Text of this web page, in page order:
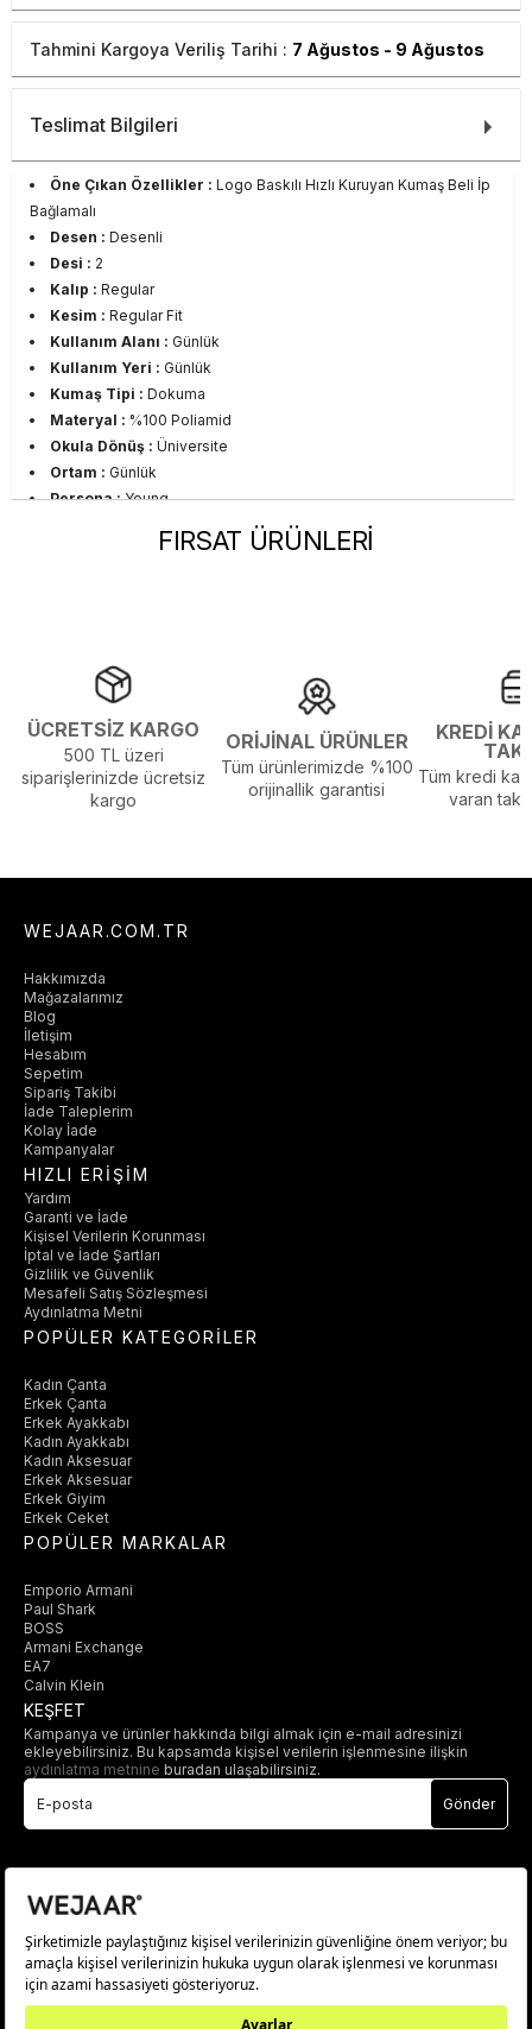
Tahmini Kargoya Veriliş Tarihi : 7 Ağustos - 9 Ağustos
Teslimat Bilgileri
Öne Çıkan Özellikler : Logo Baskılı Hızlı Kuruyan Kumaş Beli İp
Bağlamalı
Desen : Desenli
Desi : 2
Kalıp : Regular
Kesim : Regular Fit
Kullanım Alanı : Günlük
Kullanım Yeri : Günlük
Kumaş Tipi : Dokuma
Materyal : %100 Poliamid
Okula Dönüş : Üniversite
Ortam : Günlük
Persona :Young
Yetişkin
FIRSAT ÜRÜNLERİ
ÜCRETSİZ KARGO
500 TL üzeri
siparişlerinizde ücretsiz
kargo
ORİJİNAL ÜRÜNLER
Tüm ürünlerimizde %100
orijinallik garantisi
KREDİ
Tüm kredi
varan
WEJAAR.COM.TR
Hakkımızda
Mağazalarımız
Blog
İletişim
Hesabım
Sepetim
Sipariş Takibi
İade Taleplerim
Kolay İade
Kampanyalar
HIZLI ERİŞİM
Yardım
Garanti ve İade
Kişisel Verilerin Korunması
İptal ve İade Şartları
Gizlilik ve Güvenlik
Mesafeli Satış Sözleşmesi
Aydınlatma Metni
POPÜLER KATEGORİLER
Kadın Çanta
Erkek Çanta
Erkek Ayakkabı
Kadın Ayakkabı
Kadın Aksesuar
Erkek Aksesuar
Erkek Giyim
Erkek Ceket
POPÜLER MARKALAR
Emporio Armani
Paul Shark
BOSS
Armani Exchange
EA7
Calvin Klein
KEŞFET
Kampanya ve ürünler hakkında bilgi almak için e-mail adresinizi
ekleyebilirsiniz. Bu kapsamda kişisel verilerin işlenmesine ilişkin
aydınlatma metnine buradan ulaşabilirsiniz.
Gönder
© 2025 wejaar.com.tr. tüm hakları saklıdır.